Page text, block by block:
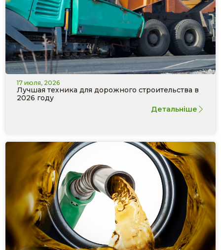
17 июля, 2026
Лучшая техника для дорожного строительства в
2026 году
Детальніше